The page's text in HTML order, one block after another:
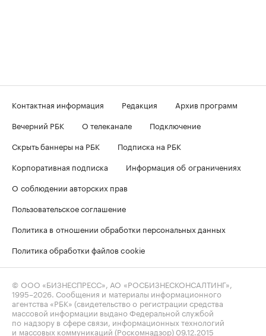
Контактная информация Редакция
Архив программ
Вечерний РБК
О телеканале
Подключение
Скрыть баннеры на РБК
Подписка на РБК
Корпоративная подписка
Информация об ограничениях
О соблюдении авторских прав
Пользовательское соглашение
Политика в отношении обработки персональных данных
Политика обработки файлов cookie
© ООО «БИЗНЕСПРЕСС», АО «РОСБИЗНЕСКОНСАЛТИНГ»,
1995–2026 . Сообщения и материалы информационного
агентства «РБК» (свидетельство о регистрации средства
массовой информации выдано Федеральной службой
по надзору в сфере связи, информационных технологий
и массовых коммуникаций (Роскомнадзор) 09.12.2015